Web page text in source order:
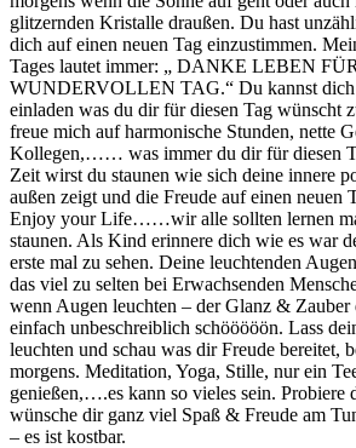
glitzernden Kristalle draußen. Du hast
dich auf einen neuen Tag einzustimmen.
Tages lautet immer: „ DANKE LEBEN
WUNDERVOLLEN TAG.“ Du kannst dich
einladen was du dir für diesen Tag wünscht
freue mich auf harmonische Stunden, nette
Kollegen,…… was immer du dir für diesen
Zeit wirst du staunen wie sich deine innere
außen zeigt und die Freude auf einen neuen
Enjoy your Life……wir alle sollten lernen
staunen. Als Kind erinnere dich wie es war
erste mal zu sehen. Deine leuchtenden
das viel zu selten bei Erwachsenden
wenn Augen leuchten – der Glanz & Zauber
einfach unbeschreiblich schööööön. Lass
leuchten und schau was dir Freude bereitet,
morgens. Meditation, Yoga, Stille, nur ein
genießen,….es kann so vieles sein. Probiere
wünsche dir ganz viel Spaß & Freude am
– es ist kostbar.